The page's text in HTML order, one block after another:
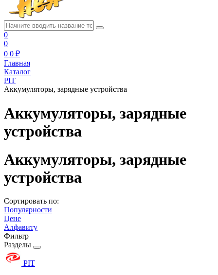
0
0
0 0 ₽
Главная
Каталог
PIT
Аккумуляторы, зарядные устройства
Аккумуляторы, зарядные
устройства
Аккумуляторы, зарядные
устройства
Сортировать по:
Популярности
Цене
Алфавиту
Фильтр
Разделы
PIT